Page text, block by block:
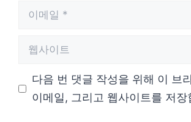
다음 번 댓글 작성을 위해 이 브
이메일, 그리고 웹사이트를 저장